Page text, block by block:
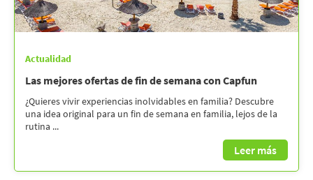
Actualidad
Las mejores ofertas de fin de semana con Capfun
¿Quieres vivir experiencias inolvidables en familia? Descubre
una idea original para un fin de semana en familia, lejos de la
rutina ...
Leer más